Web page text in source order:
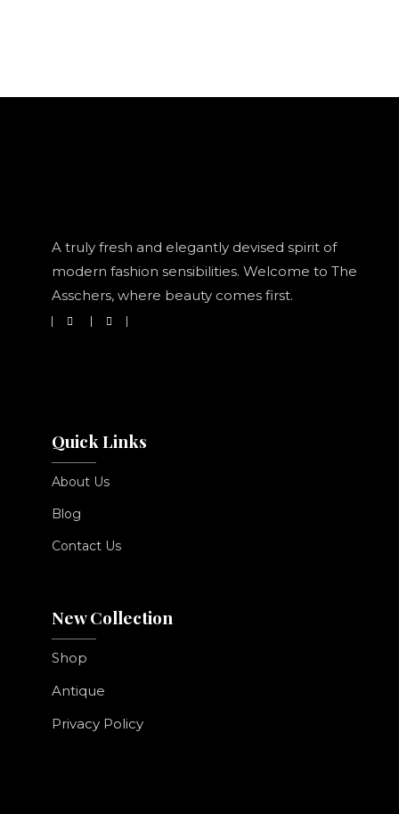
A truly fresh and elegantly devised spirit of
modern fashion sensibilities. Welcome to The
Asschers, where beauty comes first.
Quick Links
About Us
Blog
Contact Us
New Collection
Shop
Antique
Privacy Policy